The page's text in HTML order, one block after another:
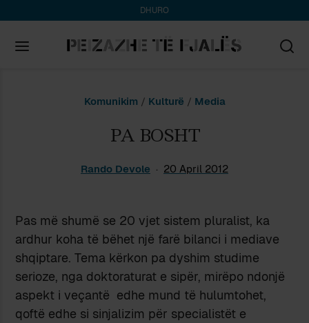
DHURO
Komunikim / Kulturë / Media
PA BOSHT
Rando Devole 20 April 2012
Pas më shumë se 20 vjet sistem pluralist, ka
ardhur koha të bëhet një farë bilanci i mediave
shqiptare. Tema kërkon pa dyshim studime
serioze, nga doktoraturat e sipër, mirëpo ndonjë
aspekt i veçantë edhe mund të hulumtohet,
qoftë edhe si sinjalizim për specialistët e